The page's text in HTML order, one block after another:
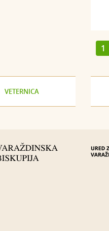
1
VETERNICA